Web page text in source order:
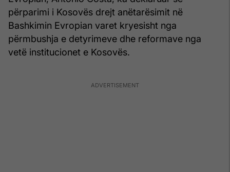
përparimi i Kosovës drejt anëtarësimit në
Bashkimin Evropian varet kryesisht nga
përmbushja e detyrimeve dhe reformave nga
vetë institucionet e Kosovës.